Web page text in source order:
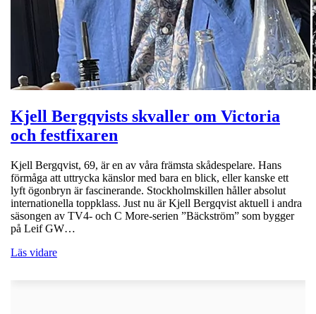
Kjell Bergqvists skvaller om Victoria
och festfixaren
Kjell Bergqvist, 69, är en av våra främsta skådespelare. Hans
förmåga att uttrycka känslor med bara en blick, eller kanske ett
lyft ögonbryn är fascinerande. Stockholmskillen håller absolut
internationella toppklass. Just nu är Kjell Bergqvist aktuell i andra
säsongen av TV4- och C More-serien ”Bäckström” som bygger
på Leif GW…
Läs vidare